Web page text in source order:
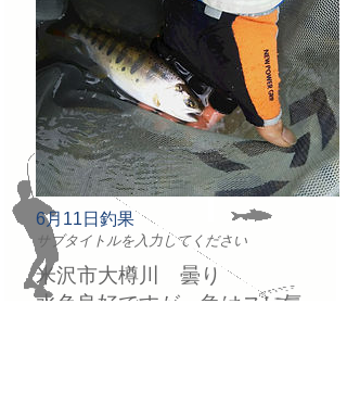
6月11日釣果
サブタイトルを入力してください
米沢市大樽川 曇り
水色良好ですが、魚はスレ気